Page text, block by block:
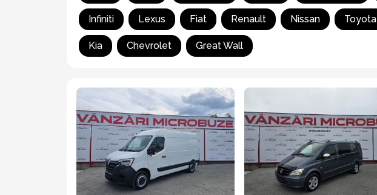
Infiniti Lexus Fiat Renault Nissan Toyota
Kia Chevrolet Great Wall